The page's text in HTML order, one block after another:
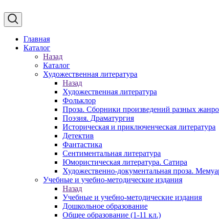
Главная
Каталог
Назад
Каталог
Художественная литература
Назад
Художественная литература
Фольклор
Проза. Сборники произведений разных
Поэзия. Драматургия
Историческая и приключенческая литература
Детектив
Фантастика
Сентиментальная литература
Юмористическая литература. Сатира
Художественно-документальная проза.
Учебные и учебно-методические издания
Назад
Учебные и учебно-методические издания
Дошкольное образование
Общее образование (1-11 кл.)